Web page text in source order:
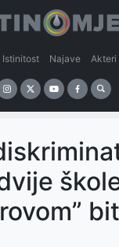
Istinitost Najave Akteri